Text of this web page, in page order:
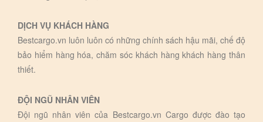
DỊCH VỤ KHÁCH HÀNG
Bestcargo.vn luôn luôn có những chính sách hậu mãi, chế độ
bảo hiểm hàng hóa, chăm sóc khách hàng khách hàng thân
thiết.
ĐỘI NGŨ NHÂN VIÊN
Đội ngũ nhân viên của Bestcargo.vn Cargo được đào tạo